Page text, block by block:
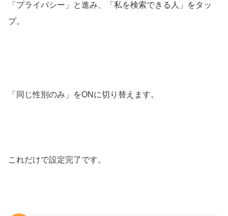
「プライバシー」と進み、「私を検索できる人」をタッ
プ。
「同じ性別のみ」をONに切り替えます。
これだけで設定完了です。